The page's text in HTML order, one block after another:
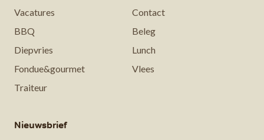
Vacatures
Contact
BBQ
Beleg
Diepvries
Lunch
Fondue&gourmet
Vlees
Traiteur
Nieuwsbrief